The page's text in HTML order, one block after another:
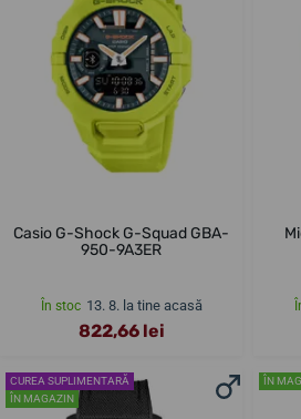
Casio G-Shock G-Squad GBA-
950-9A3ER
În stoc 13. 8. la tine acasă
822,66 lei
CUREA SUPLIMENTARĂ
ÎN MAGAZIN
ÎN